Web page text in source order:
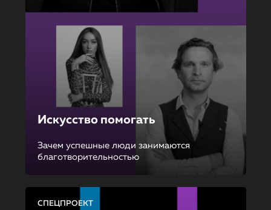
Искусство помогать
Зачем успешные люди занимаются
благотворительностью
СПЕЦПРОЕКТ